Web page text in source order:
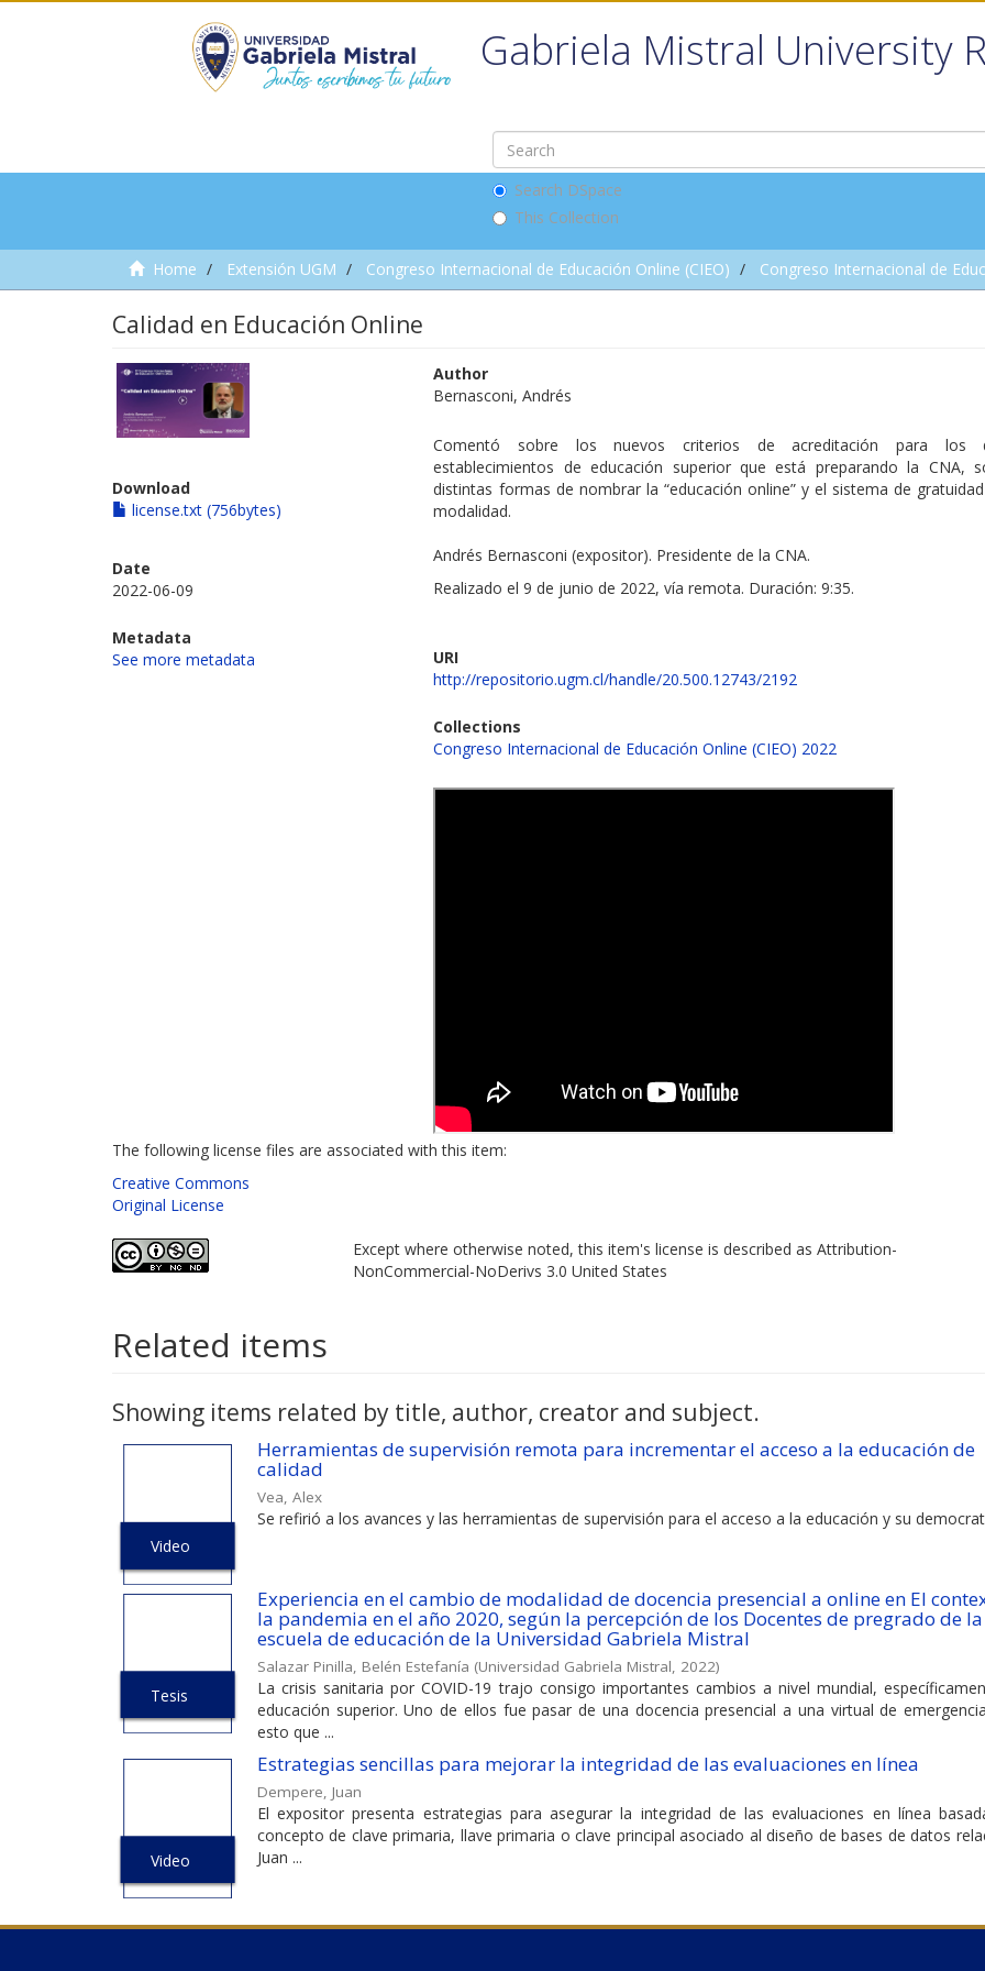
Gabriela Mistral University
Search DSpace
This Collection
Home Extensión UGM Congreso Internacional de Educación Online (CIEO) Congreso Internacional de
Calidad en Educación Online
Download
license.txt (756bytes)
Date
2022-06-09
Metadata
See more metadata
Author
Bernasconi, Andrés
Comentó sobre los nuevos criterios de acreditación para los
establecimientos de educación superior que está preparando la CNA,
distintas formas de nombrar la “educación online” y el sistema de
modalidad.
Andrés Bernasconi (expositor). Presidente de la CNA.
Realizado el 9 de junio de 2022, vía remota. Duración: 9:35.
URI
http://repositorio.ugm.cl/handle/20.500.12743/2192
Collections
Congreso Internacional de Educación Online (CIEO) 2022
The following license files are associated with this item:
Creative Commons
Original License
Except where otherwise noted, this item's license is described as Attribution-
NonCommercial-NoDerivs 3.0 United States
Related items
Showing items related by title, author, creator and subject.
Video
Herramientas de supervisión remota para incrementar el acceso a la educación de
calidad
Vea, Alex
Se refirió a los avances y las herramientas de supervisión para el acceso a la educación y su
Tesis
Experiencia en el cambio de modalidad de docencia presencial a online en El
la pandemia en el año 2020, según la percepción de los Docentes de pregrado de la
escuela de educación de la Universidad Gabriela Mistral
Salazar Pinilla, Belén Estefanía (Universidad Gabriela Mistral, 2022)
La crisis sanitaria por COVID-19 trajo consigo importantes cambios a nivel mundial,
educación superior. Uno de ellos fue pasar de una docencia presencial a una virtual de
esto que ...
Video
Estrategias sencillas para mejorar la integridad de las evaluaciones en línea
Dempere, Juan
El expositor presenta estrategias para asegurar la integridad de las evaluaciones en línea
concepto de clave primaria, llave primaria o clave principal asociado al diseño de bases de datos
Juan ...